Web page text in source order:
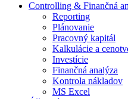
Controlling & Finančná
Reporting
Plánovanie
Pracovný kapitál
Kalkulácie a
Investície
Finančná analýza
Kontrola nákladov
MS Excel